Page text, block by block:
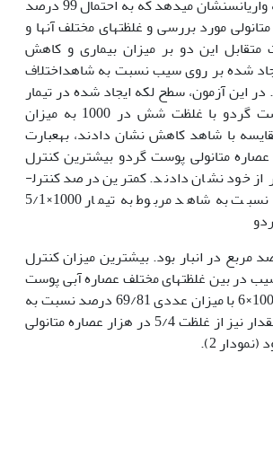
مورد بررسی و غلظت­های مختلف آن­ها و
متقابل این دو بر میزان بیماری و کاهش
شده بر روی سیب نسبت به شاهداختلاف
در این آزمون، سطح لکه ایجاد شده در تیمار
عصاره متانولی پوست گردو با غلظت­ شش در 1000 به میزان
مقایسه با شاهد کاهش نشان دادند، بهعبارت
متانولی پوست گردو بیشترین کنترل
کنندگی را در انبار از خود نشان دادند. کمترین درصد کنترل­
کنندگی سطح لکه نسبت به شاهد مربوط به تیمار 1000×5/1
68/59 درصد مربع در انبار بود. بیشترین میزان کنترل
در بین غلظت­های مختلف عصاره آبی پوست
گردو از آن غلظت 1000×6 با میزان عددی 69/81 درصد نسبت به
شاهد بود که این مقدار نیز از غلظت 5/4 در هزار عصاره متانولی
2).